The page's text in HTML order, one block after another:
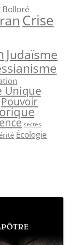
Bolloré
Crise
Judaïsme
Unique
Pouvoir
sectes
Écologie